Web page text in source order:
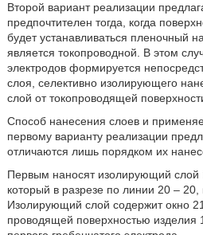
Второй вариант реализации
предпочтителен тогда, когда
будет устанавливаться пленочный
является токопроводной. В этом
электродов формируется
слоя, селективно изолирующего
слой от токопроводящей
Способ нанесения слоев и
первому варианту реализации
отличаются лишь порядком их
Первым наносят изолирующий слой
который в разрезе по линии 20 – 20,
Изолирующий слой содержит окно
проводящей поверхностью